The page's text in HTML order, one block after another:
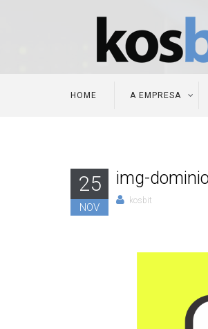
HOME A EMPRESA
25
NOV
img-
kosbit